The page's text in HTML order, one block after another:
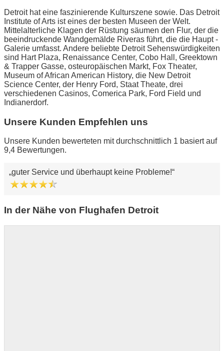
Detroit hat eine faszinierende Kulturszene sowie. Das Detroit
Institute of Arts ist eines der besten Museen der Welt.
Mittelalterliche Klagen der Rüstung säumen den Flur, der die
beeindruckende Wandgemälde Riveras führt, die die Haupt -
Galerie umfasst. Andere beliebte Detroit Sehenswürdigkeiten
sind Hart Plaza, Renaissance Center, Cobo Hall, Greektown
& Trapper Gasse, osteuropäischen Markt, Fox Theater,
Museum of African American History, die New Detroit
Science Center, der Henry Ford, Staat Theate, drei
verschiedenen Casinos, Comerica Park, Ford Field und
Indianerdorf.
Unsere Kunden Empfehlen uns
Unsere Kunden bewerteten mit durchschnittlich 1 basiert auf
9,4 Bewertungen.
guter Service und überhaupt keine Probleme!
In der Nähe von Flughafen Detroit